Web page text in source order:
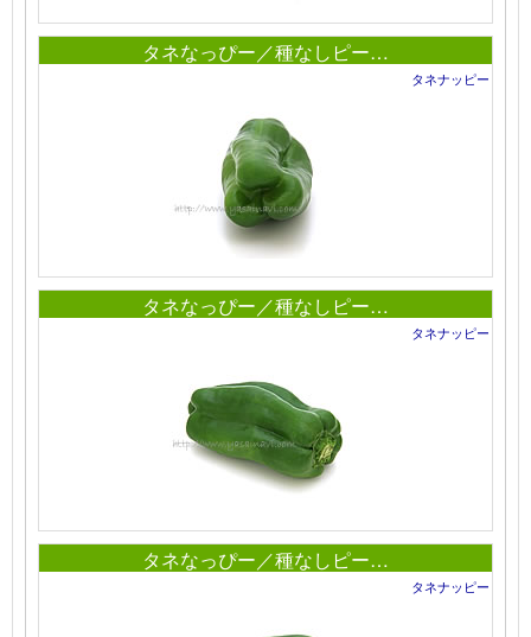
タネなっぴー／種なしピー…
タネナッピー
タネなっぴー／種なしピー…
タネナッピー
タネなっぴー／種なしピー…
タネナッピー